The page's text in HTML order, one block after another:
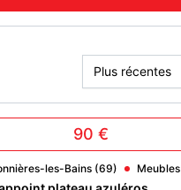
90 €
les-Bains (69) Meubles